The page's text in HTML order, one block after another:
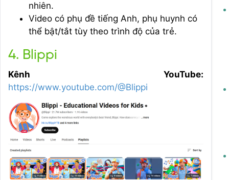
nhiên.
Video có phụ đề tiếng Anh, phụ huynh có
thể bật/tắt tùy theo trình độ của trẻ.
4. Blippi
Kênh YouTube:
https://www.youtube.com/@Blippi